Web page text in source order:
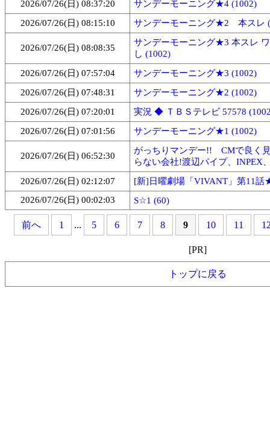
2026/07/26(日) 08:37:20
サンデーモーニング★4 (1002)
2026/07/26(日) 08:15:10
サンデーモーニング★2 本スレ
2026/07/26(日) 08:08:35
サンデーモーニング★3 本スレ
し (1002)
2026/07/26(日) 07:57:04
サンデーモーニング★3 (1002)
2026/07/26(日) 07:48:31
サンデーモーニング★2 (1002)
2026/07/26(日) 07:20:01
実況 ◆ ＴＢＳテレビ 57578
2026/07/26(日) 07:01:56
サンデーモーニング★1 (1002)
2026/07/26(日) 06:52:30
がっちりマンデー!! CMで良く
らない会社!渡辺パイプ、INPEX
2026/07/26(日) 02:12:07
[新]日曜劇場「VIVANT」第11話
2026/07/26(日) 00:02:03
S☆1 (60)
前へ 1 ... 5 6 7 8 9 10 11
[PR]
トップに戻る